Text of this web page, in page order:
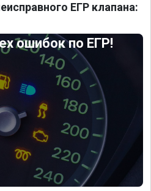
ЕГР клапана:
ошибок по ЕГР!